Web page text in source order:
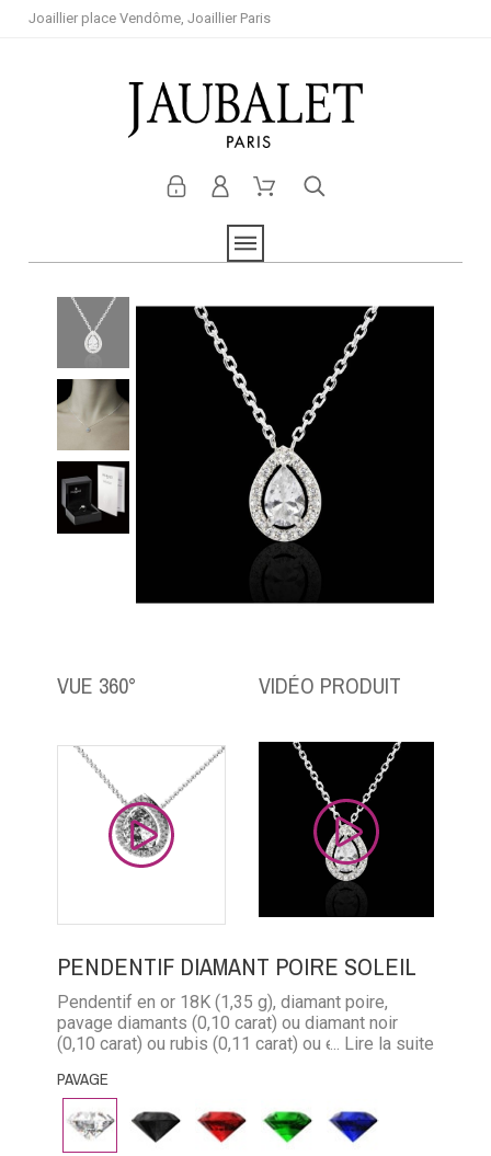
Joaillier place Vendôme, Joaillier Paris
VUE 360° VIDÉO PRODUIT
PENDENTIF DIAMANT POIRE SOLEIL
Pendentif en or 18K (1,35 g), diamant poire,
pavage diamants (0,10 carat) ou diamant noir
(0,10 carat) ou rubis (0,11 carat) ou émeraude
limée en or 18K , longueur 40 cm et maillon de
0,09 mm.
... Lire la suite
PAVAGE
Diamant
Diamant
noir
Rubis Emeraude
Saphir
bleu